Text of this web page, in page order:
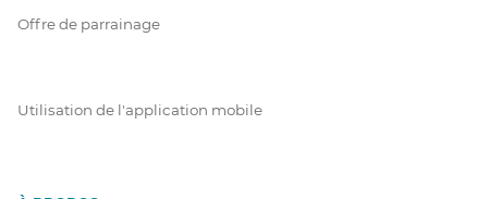
Offre de parrainage
Utilisation de l'application mobile